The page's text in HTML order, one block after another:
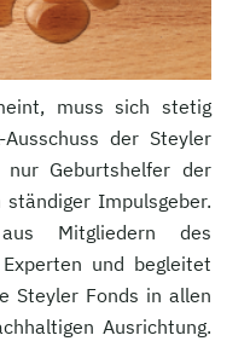
muss sich stetig
der Steyler
Geburtshelfer der
Impulsgeber.
Mitgliedern des
und begleitet
Steyler Fonds in allen
Ausrichtung.